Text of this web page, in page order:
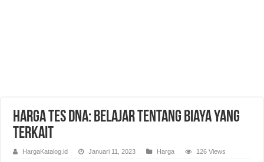
Harga Tes DNA: Belajar Tentang Biaya yang
Terkait
HargaKatalog.id Januari 11, 2023 Harga 126 Views